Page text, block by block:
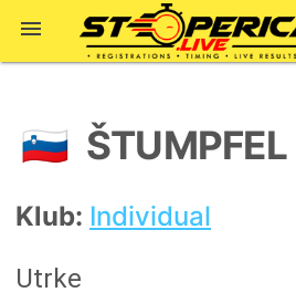

🇸🇮 ŠTUMPFEL
Klub: Individual
Utrke